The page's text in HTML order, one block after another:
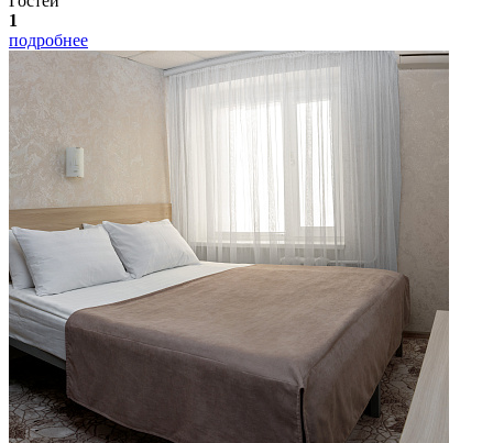
1
подробнее